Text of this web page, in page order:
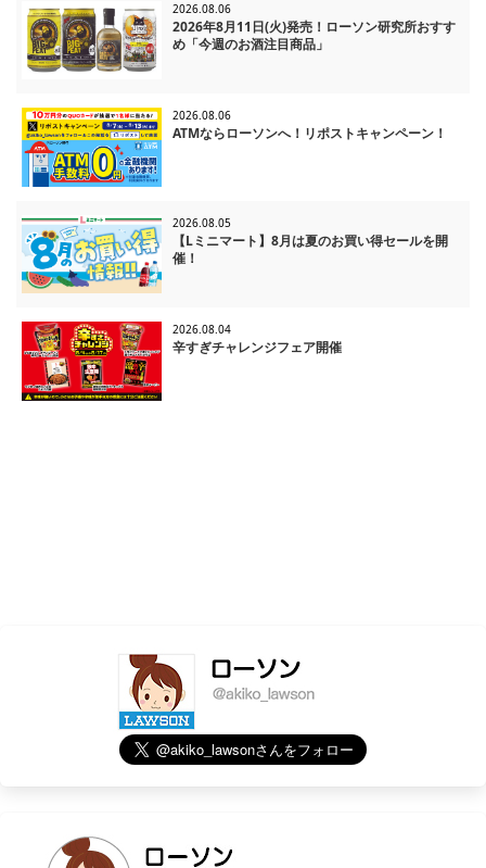
2026.08.06
2026年8月11日(火)発売！ローソン研究所おすす
め「今週のお酒注目商品」
2026.08.06
ATMならローソンへ！リポストキャンペーン！
2026.08.05
【Lミニマート】8月は夏のお買い得セールを開
催！
2026.08.04
辛すぎチャレンジフェア開催